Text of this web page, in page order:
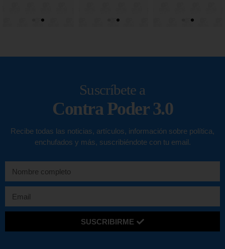
Suscríbete a
Contra Poder 3.0
Recibe todas las noticias, artículos, información sobre política,
enchufados y más, suscribiéndote con tu email.
SUSCRIBIRME